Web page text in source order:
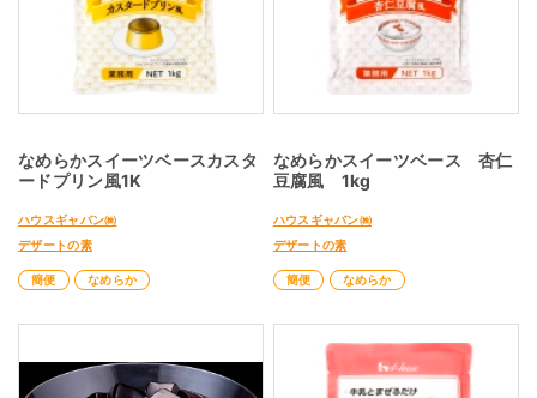
なめらかスイーツベースカスタ
ードプリン風1K
ハウスギャバン㈱
デザートの素
簡便 なめらか
なめらかスイーツベース 杏仁
豆腐風 1kg
ハウスギャバン㈱
デザートの素
簡便 なめらか